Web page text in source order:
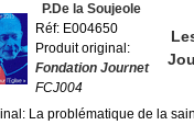
P.De la Soujeole
Réf: E004650
Produit original:
Fondation Journet
FCJ004
La problématique de la